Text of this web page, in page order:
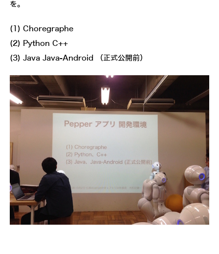
を。
(1) Choregraphe
(2) Python C++
(3) Java Java-Android （正式公開前）